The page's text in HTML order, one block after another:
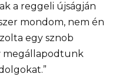
a reggeli újságján
mondom, nem én
egy sznob
megállapodtunk